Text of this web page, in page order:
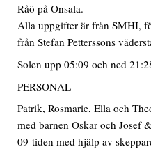
Råö på Onsala.
Alla uppgifter är från SMHI,
från Stefan Petterssons
Solen upp 05:09 och ned
PERSONAL
Patrik, Rosmarie, Ella och
med barnen Oskar och Josef
09-tiden med hjälp av